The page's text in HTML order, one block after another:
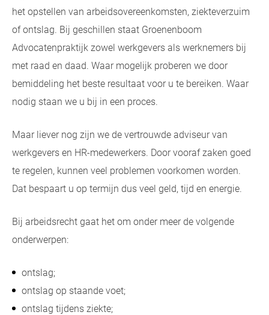
het opstellen van arbeidsovereenkomsten, ziekteverzuim
of ontslag. Bij geschillen staat Groenenboom
Advocatenpraktijk zowel werkgevers als werknemers bij
met raad en daad. Waar mogelijk proberen we door
bemiddeling het beste resultaat voor u te bereiken. Waar
nodig staan we u bij in een proces.
Maar liever nog zijn we de vertrouwde adviseur van
werkgevers en HR-medewerkers. Door vooraf zaken goed
te regelen, kunnen veel problemen voorkomen worden.
Dat bespaart u op termijn dus veel geld, tijd en energie.
Bij arbeidsrecht gaat het om onder meer de volgende
onderwerpen:
ontslag;
ontslag op staande voet;
ontslag tijdens ziekte;